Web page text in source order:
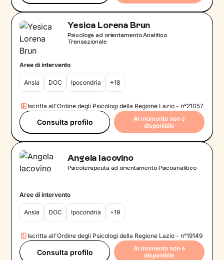
Yesica Lorena Brun
Psicologa ad orientamento Analitico
Transazionale
Aree di intervento
Ansia DOC Ipocondria +18
Iscritta all'Ordine degli Psicologi della Regione Lazio - n°21057
Consulta profilo
Al momento non è
disponibile
Angela Iacovino
Psicoterapeuta ad orientamento Psicoanalitico
Aree di intervento
Ansia DOC Ipocondria +19
Iscritta all'Ordine degli Psicologi della Regione Lazio - n°19149
Consulta profilo
Al momento non è
disponibile